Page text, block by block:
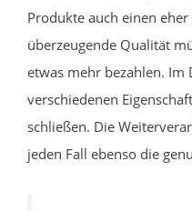
Produkte auch einen
überzeugende Qualität
etwas mehr bezahlen. Im
verschiedenen
schließen. Die
jeden Fall ebenso die